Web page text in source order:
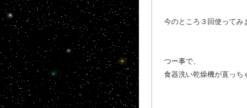
今のところ３回使ってみ
つー事で、
食器洗い乾燥機が直っ